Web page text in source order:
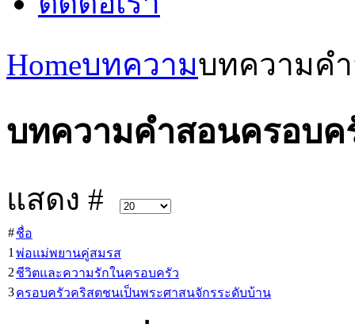
Homeบทความบทความค
บทความคำสอนครอบค
แสดง #
#ชื่อ
1 พ่อแม่พยานคู่สมรส
2 ชีวิตและความรักในครอบครัว
3ครอบครัวคริสตชนเป็นพระศาสนจักรระดับบ้าน